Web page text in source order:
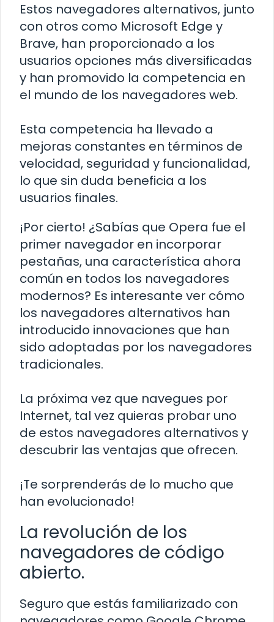
Estos navegadores alternativos, junto
con otros como Microsoft Edge y
Brave, han proporcionado a los
usuarios opciones más diversificadas
y han promovido la competencia en
el mundo de los navegadores web.
Esta competencia ha llevado a
mejoras constantes en términos de
velocidad, seguridad y funcionalidad,
lo que sin duda beneficia a los
usuarios finales.
¡Por cierto! ¿Sabías que Opera fue el
primer navegador en incorporar
pestañas, una característica ahora
común en todos los navegadores
modernos? Es interesante ver cómo
los navegadores alternativos han
introducido innovaciones que han
sido adoptadas por los navegadores
tradicionales.
La próxima vez que navegues por
Internet, tal vez quieras probar uno
de estos navegadores alternativos y
descubrir las ventajas que ofrecen.
¡Te sorprenderás de lo mucho que
han evolucionado!
La revolución de los
navegadores de código
abierto.
Seguro que estás familiarizado con